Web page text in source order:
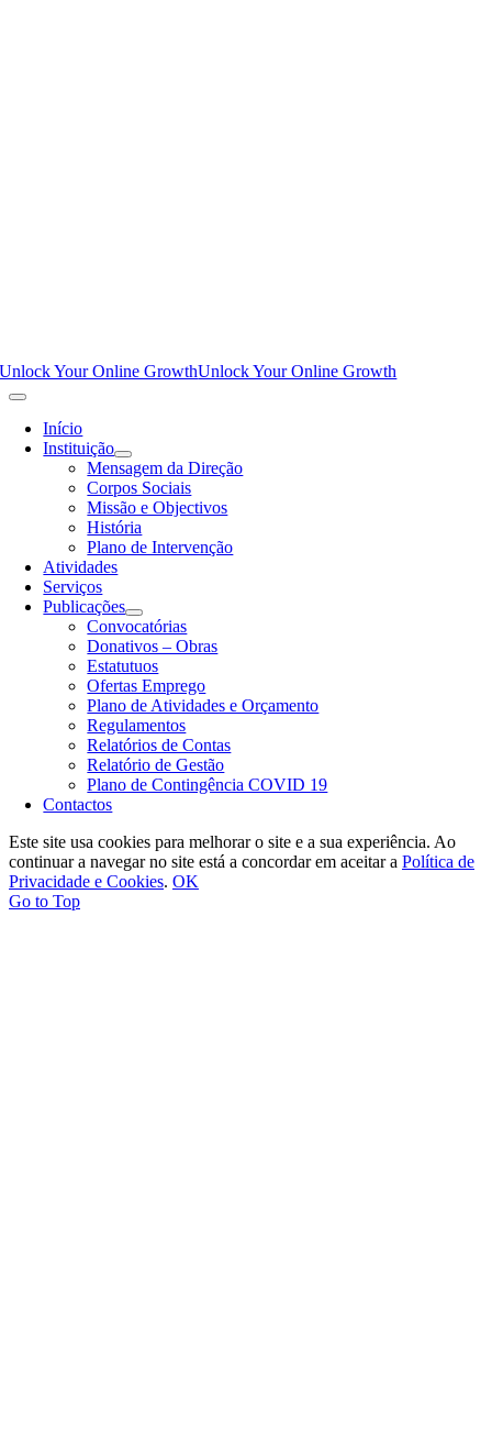
Unlock Your Online GrowthUnlock Your Online Growth
Início
Instituição
Mensagem da Direção
Corpos Sociais
Missão e Objectivos
História
Plano de Intervenção
Atividades
Serviços
Publicações
Convocatórias
Donativos – Obras
Estatutuos
Ofertas Emprego
Plano de Atividades e Orçamento
Regulamentos
Relatórios de Contas
Relatório de Gestão
Plano de Contingência COVID 19
Contactos
Este site usa cookies para melhorar o site e a sua experiência. Ao
continuar a navegar no site está a concordar em aceitar a Política de
Privacidade e Cookies. OK
Go to Top